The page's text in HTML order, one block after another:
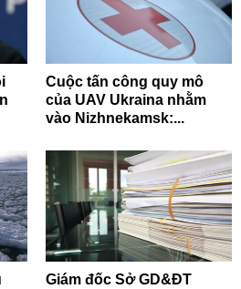
Cuộc tấn công quy mô
của UAV Ukraina nhằm
vào Nizhnekamsk:...
Giám đốc Sở GD&ĐT